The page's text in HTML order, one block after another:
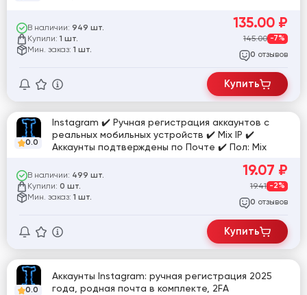
В наличии: 949 шт.
Купили: 1 шт.
Мин. заказ: 1 шт.
135.00 ₽
145.00 -7%
0 отзывов
Купить
0.0
Instagram ✔️ Ручная регистрация аккаунтов с
реальных мобильных устройств ✔️ Mix IP ✔️
Аккаунты подтверждены по Почте ✔️ Пол: Mix
В наличии: 499 шт.
Купили: 0 шт.
Мин. заказ: 1 шт.
19.07 ₽
19.41 -2%
0 отзывов
Купить
0.0
Аккаунты Instagram: ручная регистрация 2025
года, родная почта в комплекте, 2FA